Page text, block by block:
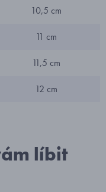
10,5 cm
11 cm
11,5 cm
12 cm
líbit